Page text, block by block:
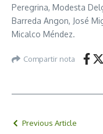
Peregrina, Modesta
Barreda Angon, José
Micalco Méndez.
Compartir nota
Previous Article